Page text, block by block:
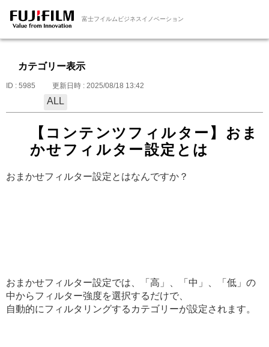
富士フイルムビジネスイノベーション
カテゴリー表示
ID : 5985 更新日時 : 2025/08/18 13:42
ALL
【コンテンツフィルター】おま
かせフィルター設定とは
おまかせフィルター設定とはなんですか？
おまかせフィルター設定では、「高」、「中」、「低」の
中からフィルター強度を選択するだけで、
自動的にフィルタリングするカテゴリーが設定されます。